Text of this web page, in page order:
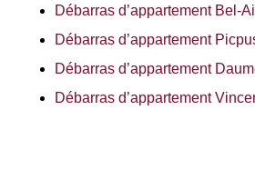
Débarras d’appartement Bel-
Débarras d’appartement
Débarras d’appartement
Débarras d’appartement